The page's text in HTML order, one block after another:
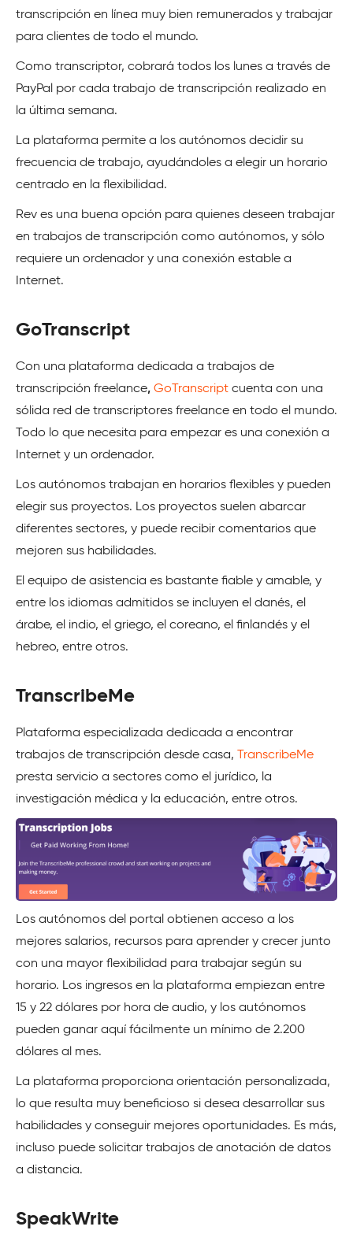
transcripción en línea muy bien remunerados y trabajar
para clientes de todo el mundo.
Como transcriptor, cobrará todos los lunes a través de
PayPal por cada trabajo de transcripción realizado en
la última semana.
La plataforma permite a los autónomos decidir su
frecuencia de trabajo, ayudándoles a elegir un horario
centrado en la flexibilidad.
Rev es una buena opción para quienes deseen trabajar
en trabajos de transcripción como autónomos, y sólo
requiere un ordenador y una conexión estable a
Internet.
GoTranscript
Con una plataforma dedicada a trabajos de
transcripción freelance, GoTranscript cuenta con una
sólida red de transcriptores freelance en todo el mundo.
Todo lo que necesita para empezar es una conexión a
Internet y un ordenador.
Los autónomos trabajan en horarios flexibles y pueden
elegir sus proyectos. Los proyectos suelen abarcar
diferentes sectores, y puede recibir comentarios que
mejoren sus habilidades.
El equipo de asistencia es bastante fiable y amable, y
entre los idiomas admitidos se incluyen el danés, el
árabe, el indio, el griego, el coreano, el finlandés y el
hebreo, entre otros.
TranscribeMe
Plataforma especializada dedicada a encontrar
trabajos de transcripción desde casa,
TranscribeMe
presta servicio a sectores como el jurídico, la
investigación médica y la educación, entre otros.
Los autónomos del portal obtienen acceso a los
mejores salarios, recursos para aprender y crecer junto
con una mayor flexibilidad para trabajar según su
horario. Los ingresos en la plataforma empiezan entre
15 y 22 dólares por hora de audio, y los autónomos
pueden ganar aquí fácilmente un mínimo de 2.200
dólares al mes.
La plataforma proporciona orientación personalizada,
lo que resulta muy beneficioso si desea desarrollar sus
habilidades y conseguir mejores oportunidades. Es más,
incluso puede solicitar trabajos de anotación de datos
a distancia.
SpeakWrite